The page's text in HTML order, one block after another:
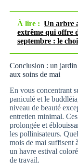
À lire : Un arbre
extrême qui offre
septembre : le
Conclusion : un jardin
aux soins de mai
En vous concentrant
paniculé et le
niveau de beauté
entretien minimal.
prolongée et
les pollinisateurs.
mois de mai suffisent
un havre estival
de travail.